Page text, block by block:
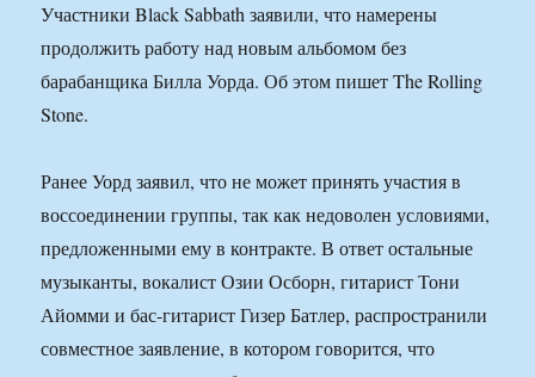
Участники Black Sabbath заявили, что намерены
продолжить работу над новым альбомом без
барабанщика Билла Уорда. Об этом пишет The Rolling
Stone.
Ранее Уорд заявил, что не может принять участия в
воссоединении группы, так как недоволен условиями,
предложенными ему в контракте. В ответ остальные
музыканты, вокалист Озии Осборн, гитарист Тони
Айомми и бас-гитарист Гизер Батлер, распространили
совместное заявление, в котором говорится, что